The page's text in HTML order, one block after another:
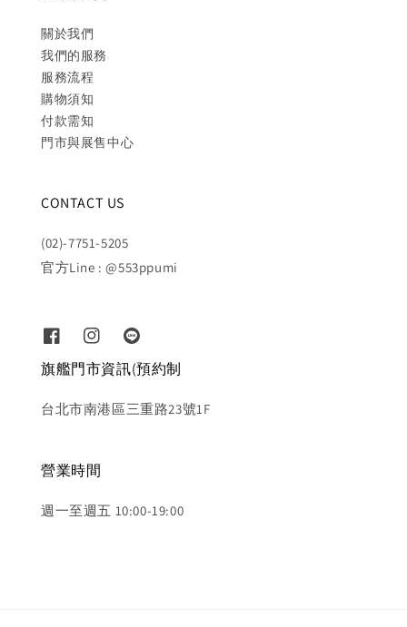
關於我們
我們的服務
服務流程
購物須知
付款需知
門市與展售中心
CONTACT US
(02)-7751-5205
官方Line : @553ppumi
旗艦門市資訊(預約制
台北市南港區三重路23號1F
營業時間
週一至週五 10:00-19:00